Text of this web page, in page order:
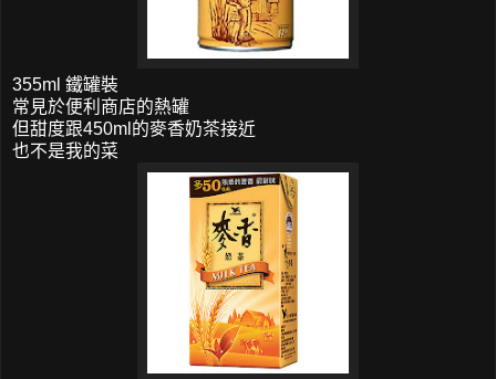
355ml 鐵罐裝
常見於便利商店的熱罐
但甜度跟450ml的麥香奶茶接近
也不是我的菜